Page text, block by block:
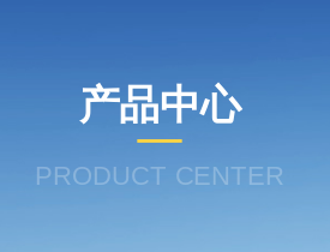
产品中心
PRODUCT CENTER